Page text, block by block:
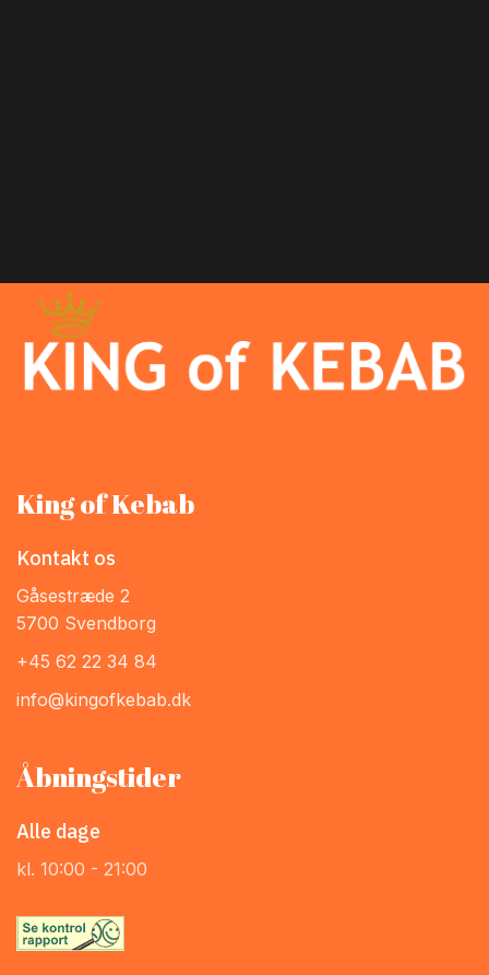
King of Kebab
Kontakt os
Gåsestræde 2
5700 Svendborg
+45 62 22 34 84
info@kingofkebab.dk
Åbningstider
Alle dage
kl. 10:00 - 21:00